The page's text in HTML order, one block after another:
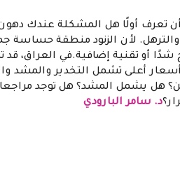
تعرف أولًا هل المشكلة عندك دهون
لأن الزنود منطقة حساسة
أو تقنية إضافية.في العراق، قد
أعلى تشمل التخدير والمشد
هل يشمل المشد؟ هل توجد
د. سامر البارودي